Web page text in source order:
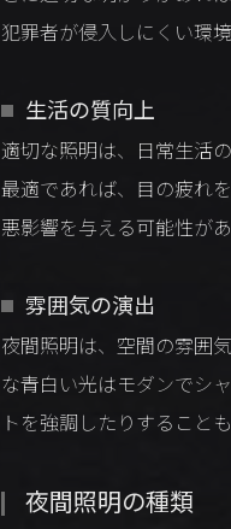
犯罪者が侵入しにくい環
生活の質向上
適切な照明は、日常生活
最適であれば、目の疲れ
悪影響を与える可能性があ
雰囲気の演出
夜間照明は、空間の雰囲
な青白い光はモダンでシ
トを強調したりすることも
夜間照明の種類